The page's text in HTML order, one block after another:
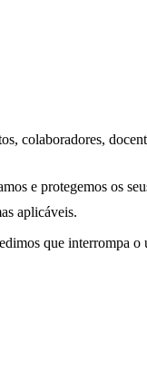
colaboradores,
e protegemos os
aplicáveis.
que interrompa o